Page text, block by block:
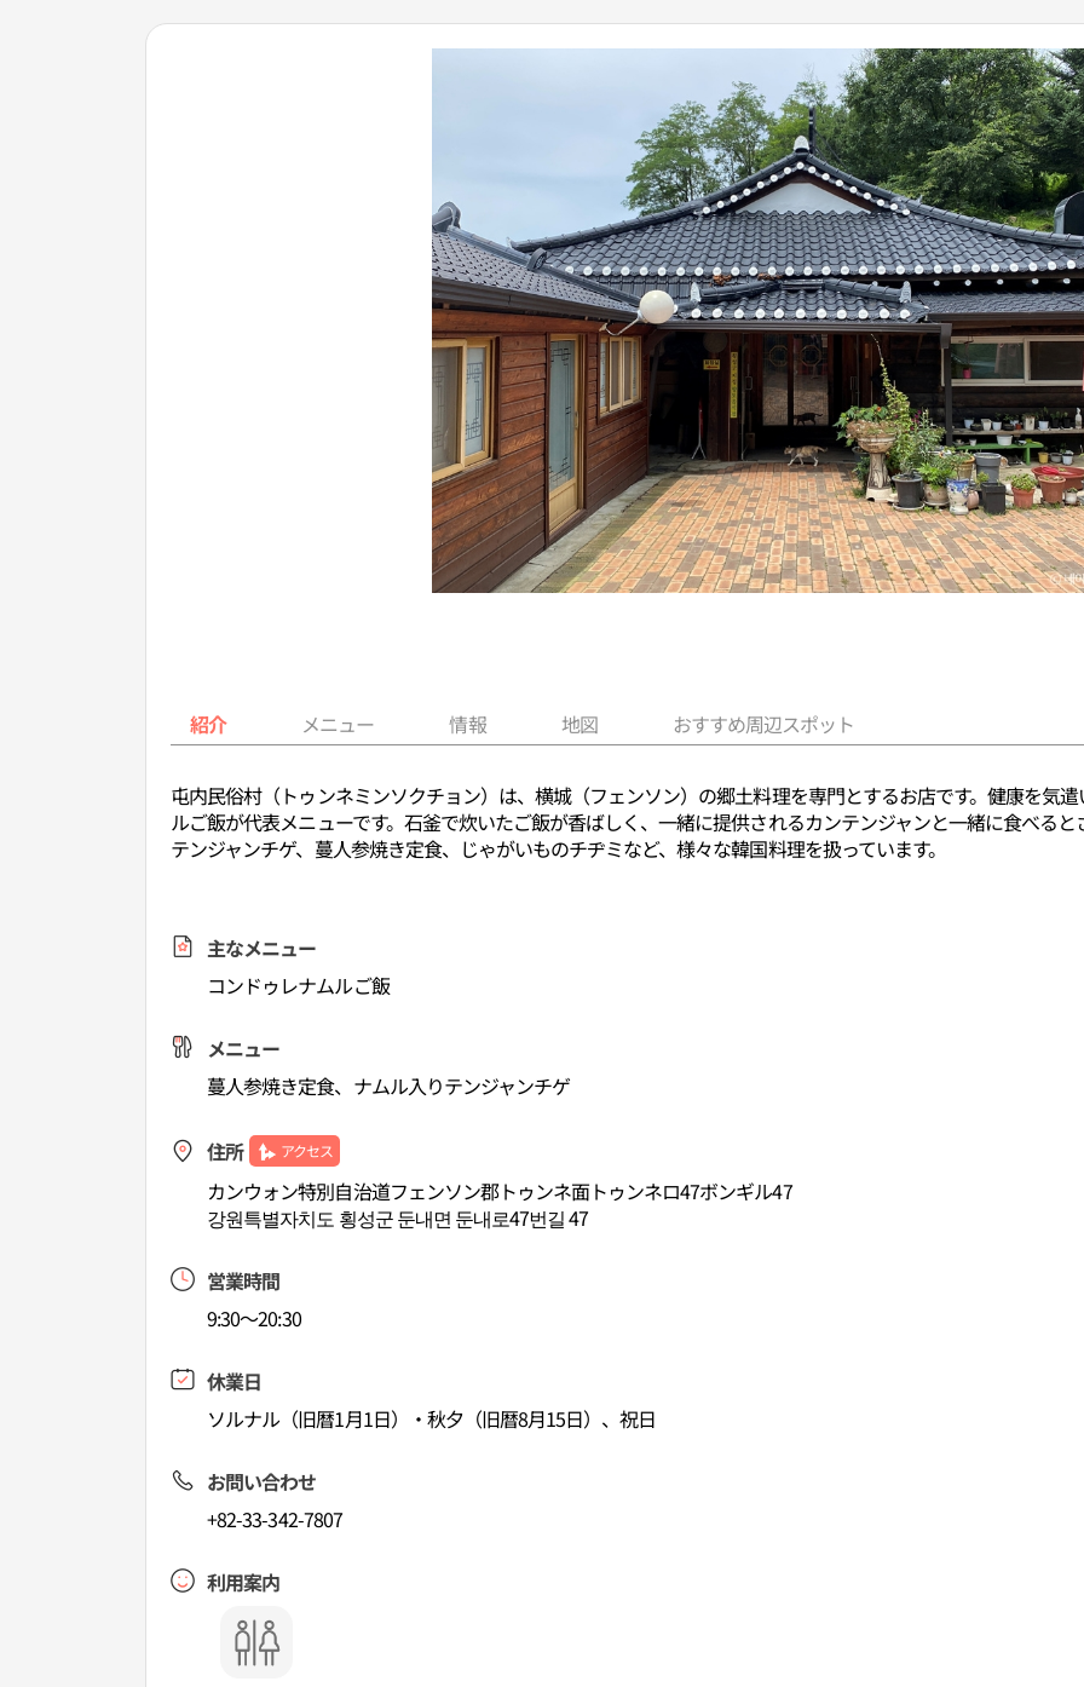
紹介 メニュー 情報 地図 おすすめ周辺スポット
屯内民俗村（トゥンネミンソクチョン）は、横城（フェンソン）の郷土料理を専門とするお店です。健康を気
ルご飯が代表メニューです。石釜で炊いたご飯が香ばしく、一緒に提供されるカンテンジャンと一緒に食べる
テンジャンチゲ、蔓人参焼き定食、じゃがいものチヂミなど、様々な韓国料理を扱っています。
主なメニュー
コンドゥレナムルご飯
メニュー
蔓人参焼き定食、ナムル入りテンジャンチゲ
住所 アクセス
カンウォン特別自治道フェンソン郡トゥンネ面トゥンネロ47ボンギル47
강원특별자치도 횡성군 둔내면 둔내로47번길 47
営業時間
9:30～20:30
休業日
ソルナル（旧暦1月1日）・秋夕（旧暦8月15日）、祝日
お問い合わせ
+82-33-342-7807
利用案内